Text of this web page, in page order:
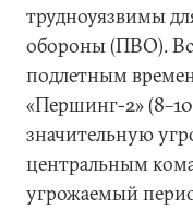
трудноуязвимы
обороны (ПВО).
подлетным
«Першинг-2»
значительную
центральным
угрожаемый